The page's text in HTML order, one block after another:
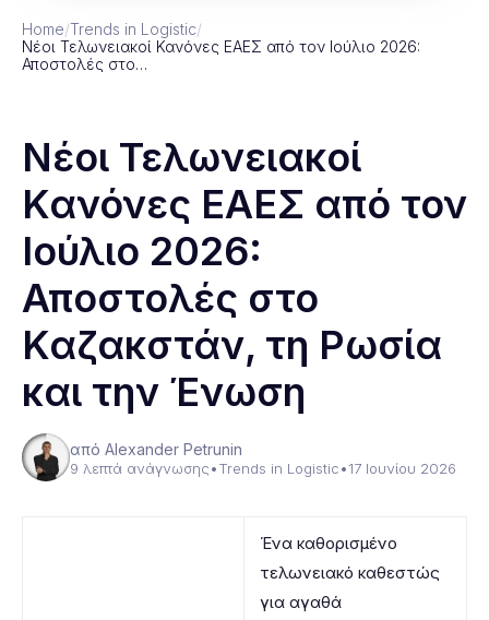
Home/Trends in Logistic/
Νέοι Τελωνειακοί Κανόνες ΕΑΕΣ από τον Ιούλιο 2026:
Αποστολές στο…
Νέοι Τελωνειακοί
Κανόνες ΕΑΕΣ από τον
Ιούλιο 2026:
Αποστολές στο
Καζακστάν, τη Ρωσία
και την Ένωση
από Alexander Petrunin
9 λεπτά ανάγνωσης•Trends in Logistic•17 Ιουνίου 2026
Ένα καθορισμένο
τελωνειακό καθεστώς
για αγαθά